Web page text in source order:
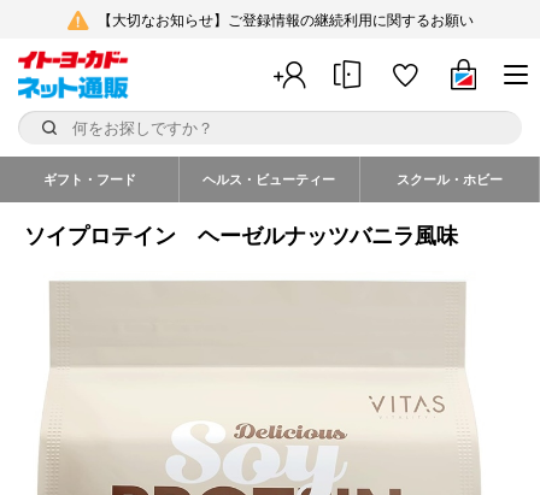
【大切なお知らせ】ご登録情報の継続利用に関するお願い
ギフト・フード ヘルス・ビューティー スクール・ホビー
ソイプロテイン ヘーゼルナッツバニラ風味